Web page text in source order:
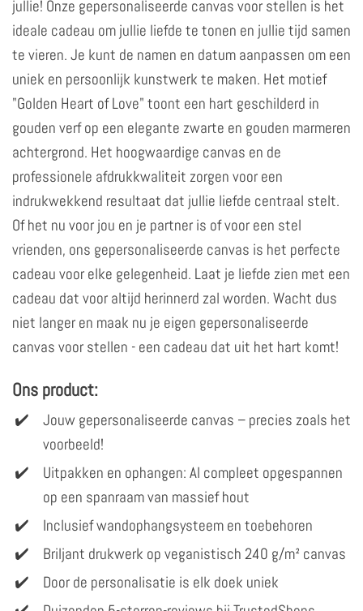
jullie! Onze gepersonaliseerde canvas voor stellen is het
ideale cadeau om jullie liefde te tonen en jullie tijd samen
te vieren. Je kunt de namen en datum aanpassen om een
uniek en persoonlijk kunstwerk te maken. Het motief
"Golden Heart of Love" toont een hart geschilderd in
gouden verf op een elegante zwarte en gouden marmeren
achtergrond. Het hoogwaardige canvas en de
professionele afdrukkwaliteit zorgen voor een
indrukwekkend resultaat dat jullie liefde centraal stelt.
Of het nu voor jou en je partner is of voor een stel
vrienden, ons gepersonaliseerde canvas is het perfecte
cadeau voor elke gelegenheid. Laat je liefde zien met een
cadeau dat voor altijd herinnerd zal worden. Wacht dus
niet langer en maak nu je eigen gepersonaliseerde
canvas voor stellen - een cadeau dat uit het hart komt!
Ons product:
Jouw gepersonaliseerde canvas – precies zoals het
voorbeeld!
Uitpakken en ophangen: Al compleet opgespannen
op een spanraam van massief hout
Inclusief wandophangsysteem en toebehoren
Briljant drukwerk op veganistisch 240 g/m² canvas
Door de personalisatie is elk doek uniek